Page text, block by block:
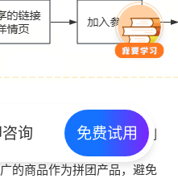
拼团人数越多价格越低，刺
快提升销量；
的商品作为拼团产品，避免
询 免费试用